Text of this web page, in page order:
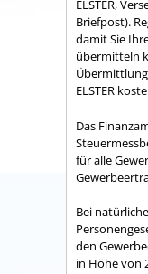
ELSTER,
Briefpost).
damit Sie
übermitteln
ELSTER
Das
für alle
Bei
den
in Höhe von